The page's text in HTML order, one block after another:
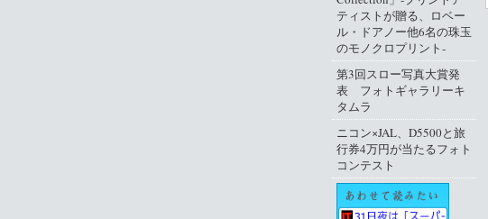
ティストが贈る、ロベー
ル・ドアノー他6名の珠玉
のモノクロプリント‐
第3回スロー写真大賞発
表 フォトギャラリーキ
タムラ
ニコン×JAL、D5500と旅
行券4万円が当たるフォト
コンテスト